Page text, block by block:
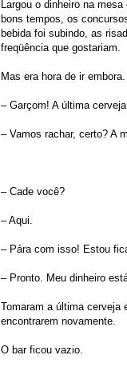
Largou o dinheiro na
bons tempos, os
bebida foi subindo, as
freqüência que gostariam.
Mas era hora de ir embora.
– Garçom! A última
– Vamos rachar, certo? A
– Cade você?
– Aqui.
– Pára com isso! Estou
– Pronto. Meu dinheiro
Tomaram a última cerveja
encontrarem novamente.
O bar ficou vazio.